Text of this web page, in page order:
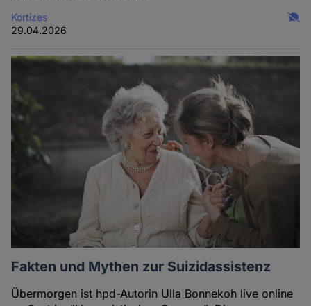
Kortizes
29.04.2026
Fakten und Mythen zur Suizidassistenz
Übermorgen ist hpd-Autorin Ulla Bonnekoh live online